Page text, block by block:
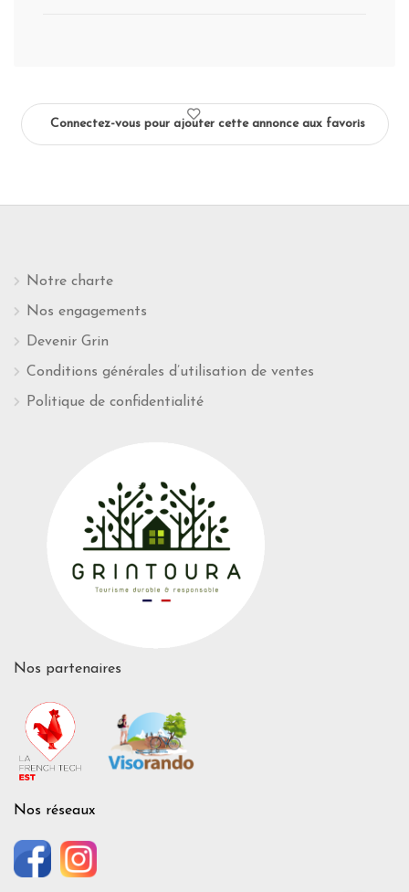
Connectez-vous pour ajouter cette annonce aux favoris
Notre charte
Nos engagements
Devenir Grin
Conditions générales d’utilisation de ventes
Politique de confidentialité
Nos partenaires
Nos réseaux